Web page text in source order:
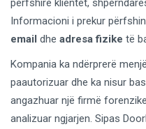
përfshirë klientët,
Informacioni i prekur përfshin
email dhe adresa fizike të
Kompania ka ndërprerë
paautorizuar dhe ka nisur
angazhuar një firmë
analizuar ngjarjen. Sipas